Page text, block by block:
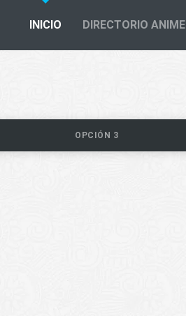
INICIO DIRECTORIO ANIME
OPCIÓN 3